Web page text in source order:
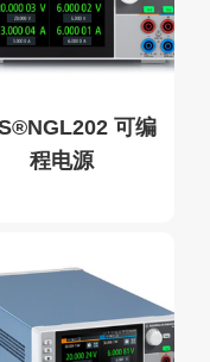
可编
程电源